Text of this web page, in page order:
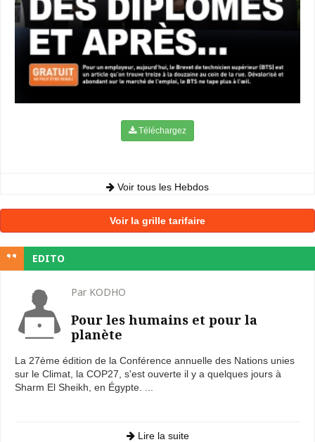
Téléchargez
Voir tous les Hebdos
Voir la grille tarifaire
EDITO
Par KODHO
Pour les humains et pour la
planète
La 27ème édition de la Conférence annuelle des Nations unies
sur le Climat, la COP27, s'est ouverte il y a quelques jours à
Sharm El Sheikh, en Égypte. ...
Lire la suite